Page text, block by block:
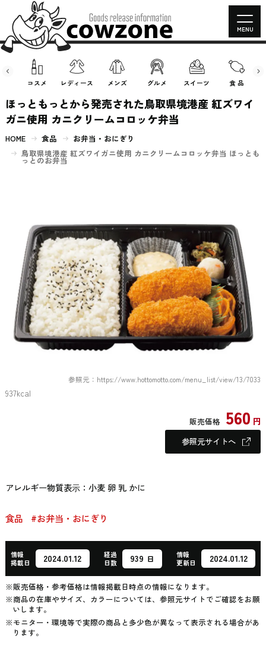
コスメ レディース メンズ グルメ スイーツ 食 品
MENU
ほっともっとから発売された鳥取県境港産 紅ズワイ
ガニ使用 カニクリームコロッケ弁当
HOME 食品
お弁当・おにぎり
鳥取県境港産 紅ズワイガニ使用 カニクリームコロッケ弁当 ほっとも
っとのお弁当
参照元：https://www.hottomotto.com/menu_list/view/13/7033
937kcal
販売価格 560 円
参照元サイトへ
アレルギー物質表⽰：小麦 卵 乳 かに
食品 #お弁当・おにぎり
情報
掲載日
2024.01.12
経過
日数
939 日
情報
更新日
2024.01.12
※販売価格・参考価格は情報掲載日時点の情報になります。
※商品の在庫やサイズ、カラーについては、参照元サイトでご確認をお願
いします。
※モニター・環境等で実際の商品と多少色が異なって表示される場合があ
ります。